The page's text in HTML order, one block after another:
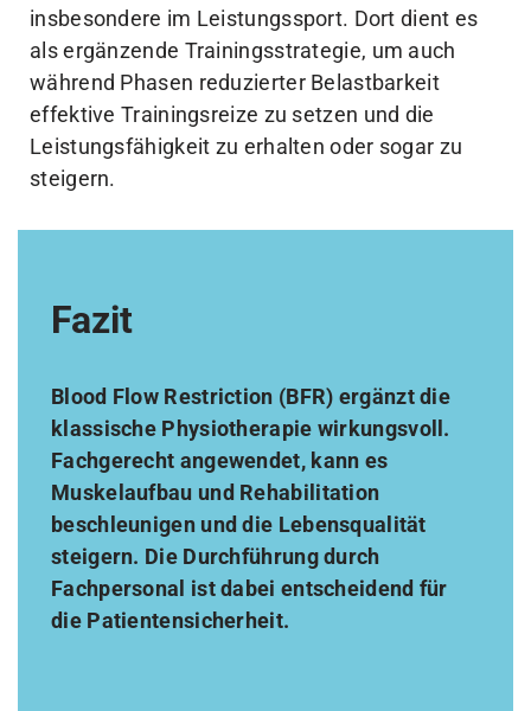
insbesondere im Leistungssport. Dort dient es
als ergänzende Trainingsstrategie, um auch
während Phasen reduzierter Belastbarkeit
effektive Trainingsreize zu setzen und die
Leistungsfähigkeit zu erhalten oder sogar zu
steigern.
Fazit
Blood Flow Restriction (BFR) ergänzt die
klassische Physiotherapie wirkungsvoll.
Fachgerecht angewendet, kann es
Muskelaufbau und Rehabilitation
beschleunigen und die Lebensqualität
steigern. Die Durchführung durch
Fachpersonal ist dabei entscheidend für
die Patientensicherheit.